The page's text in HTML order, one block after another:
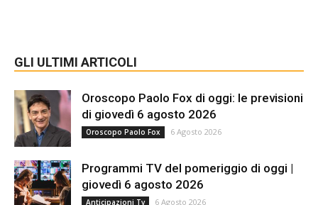
GLI ULTIMI ARTICOLI
Oroscopo Paolo Fox di oggi: le previsioni
di giovedì 6 agosto 2026
Oroscopo Paolo Fox 6 Agosto 2026
Programmi TV del pomeriggio di oggi |
giovedì 6 agosto 2026
Anticipazioni Tv 6 Agosto 2026